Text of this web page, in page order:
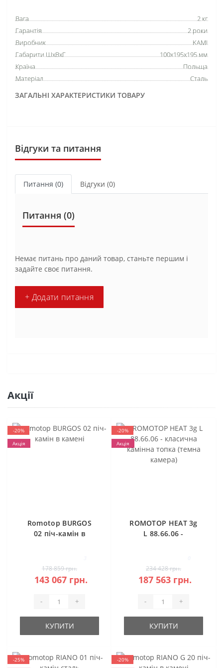
ЗАГАЛЬНІ ХАРАКТЕРИСТИКИ ТОВАРУ
Вага
2 кг
Гарантія
2 роки
Виробник
KAMI
Габарити ШхВхГ
100х195х195 мм
Країна
Польща
Матеріал
Сталь
Відгуки та питання
Питання (0) Відгуки (0)
Питання (0)
Немає питань про даний товар, станьте першим і
задайте своє питання.
+ Додати питання
Акції
-20%
Акція
Romotop BURGOS
02 піч-камін в
178 859 грн.
143 067 грн.
- +
КУПИТИ
-20%
Акція
ROMOTOP HEAT 3g
L 88.66.06 -
камера)
234 428 грн.
187 563 грн.
- +
КУПИТИ
-25%
-20%